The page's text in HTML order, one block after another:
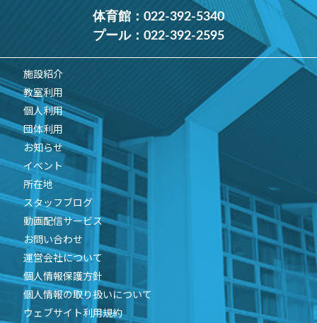
体育館： 022-392-5340
プール： 022-392-2595
施設紹介
教室利用
個人利用
団体利用
お知らせ
イベント
所在地
スタッフブログ
動画配信サービス
お問い合わせ
運営会社について
個人情報保護方針
個人情報の取り扱いについて
ウェブサイト利用規約